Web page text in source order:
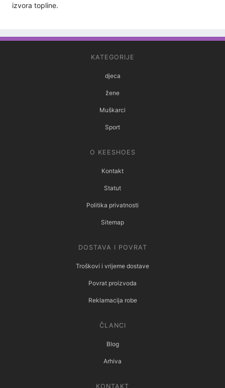
izvora topline.
KATEGORIJE
djeca
žene
Muškarci
Sport
O KEESHOES
Kontakt
Statut
Politika privatnosti
Sitemap
DOSTAVA I POVRAT
Troškovi i vrijeme dostave
Povrat proizvoda
Reklamacija robe
ČLANCI
Blog
Arhiva
KONTAKT